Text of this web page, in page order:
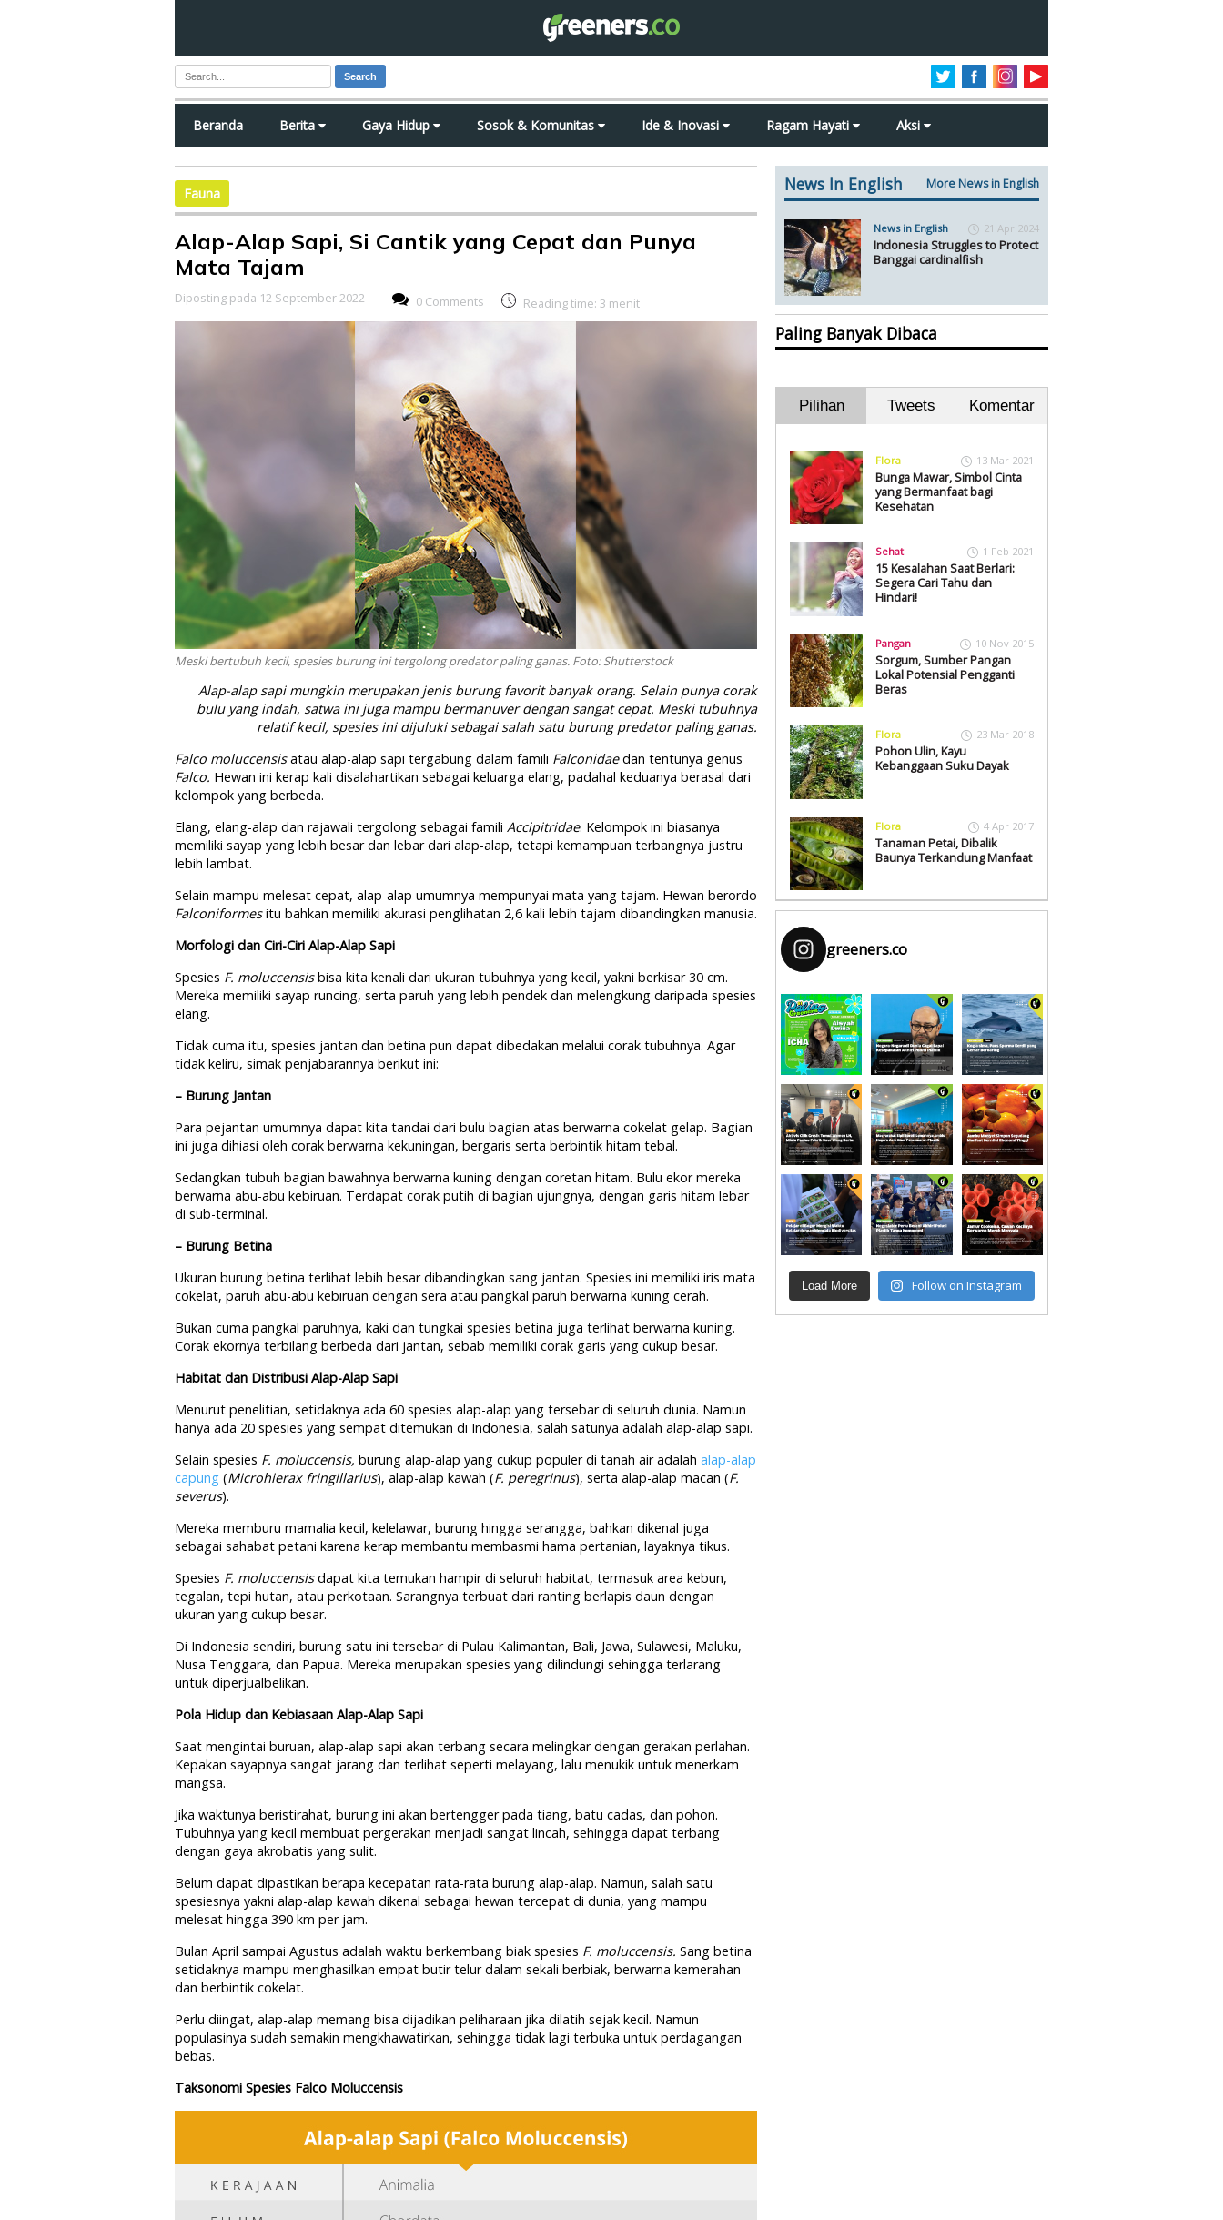
Search
Beranda Berita Gaya Hidup Sosok & Komunitas Ide & Inovasi Ragam Hayati Aksi
Fauna
Alap-Alap Sapi, Si Cantik yang Cepat dan Punya
Mata Tajam
Diposting pada 12 September 2022 0 Comments Reading time: 3 menit
Meski bertubuh kecil, spesies burung ini tergolong predator paling ganas. Foto: Shutterstock
Alap-alap sapi mungkin merupakan jenis burung favorit banyak orang. Selain punya corak
bulu yang indah, satwa ini juga mampu bermanuver dengan sangat cepat. Meski tubuhnya
relatif kecil, spesies ini dijuluki sebagai salah satu burung predator paling ganas.
Falco moluccensisatau alap-alap sapi tergabung dalam famili Falconidaedan tentunya genus
Falco. Hewan ini kerap kali disalahartikan sebagai keluarga elang, padahal keduanya berasal dari
kelompok yang berbeda.
Elang, elang-alap dan rajawali tergolong sebagai famili Accipitridae. Kelompok ini biasanya
memiliki sayap yang lebih besar dan lebar dari alap-alap, tetapi kemampuan terbangnya justru
lebih lambat.
Selain mampu melesat cepat, alap-alap umumnya mempunyai mata yang tajam. Hewan berordo
Falconiformesitu bahkan memiliki akurasi penglihatan 2,6 kali lebih tajam dibandingkan manusia.
Morfologi dan Ciri-Ciri Alap-Alap Sapi
Spesies F. moluccensisbisa kita kenali dari ukuran tubuhnya yang kecil, yakni berkisar 30 cm.
Mereka memiliki sayap runcing, serta paruh yang lebih pendek dan melengkung daripada spesies
elang.
Tidak cuma itu, spesies jantan dan betina pun dapat dibedakan melalui corak tubuhnya. Agar
tidak keliru, simak penjabarannya berikut ini:
– Burung Jantan
Para pejantan umumnya dapat kita tandai dari bulu bagian atas berwarna cokelat gelap. Bagian
ini juga dihiasi oleh corak berwarna kekuningan, bergaris serta berbintik hitam tebal.
Sedangkan tubuh bagian bawahnya berwarna kuning dengan coretan hitam. Bulu ekor mereka
berwarna abu-abu kebiruan. Terdapat corak putih di bagian ujungnya, dengan garis hitam lebar
di sub-terminal.
– Burung Betina
Ukuran burung betina terlihat lebih besar dibandingkan sang jantan. Spesies ini memiliki iris mata
cokelat, paruh abu-abu kebiruan dengan sera atau pangkal paruh berwarna kuning cerah.
Bukan cuma pangkal paruhnya, kaki dan tungkai spesies betina juga terlihat berwarna kuning.
Corak ekornya terbilang berbeda dari jantan, sebab memiliki corak garis yang cukup besar.
Habitat dan Distribusi Alap-Alap Sapi
Menurut penelitian, setidaknya ada 60 spesies alap-alap yang tersebar di seluruh dunia. Namun
hanya ada 20 spesies yang sempat ditemukan di Indonesia, salah satunya adalah alap-alap sapi.
Selain spesies F. moluccensis, burung alap-alap yang cukup populer di tanah air adalah alap-alap
capung (Microhierax fringillarius), alap-alap kawah (F. peregrinus), serta alap-alap macan (F.
severus).
Mereka memburu mamalia kecil, kelelawar, burung hingga serangga, bahkan dikenal juga
sebagai sahabat petani karena kerap membantu membasmi hama pertanian, layaknya tikus.
Spesies F. moluccensisdapat kita temukan hampir di seluruh habitat, termasuk area kebun,
tegalan, tepi hutan, atau perkotaan. Sarangnya terbuat dari ranting berlapis daun dengan
ukuran yang cukup besar.
Di Indonesia sendiri, burung satu ini tersebar di Pulau Kalimantan, Bali, Jawa, Sulawesi, Maluku,
Nusa Tenggara, dan Papua. Mereka merupakan spesies yang dilindungi sehingga terlarang
untuk diperjualbelikan.
Pola Hidup dan Kebiasaan Alap-Alap Sapi
Saat mengintai buruan, alap-alap sapi akan terbang secara melingkar dengan gerakan perlahan.
Kepakan sayapnya sangat jarang dan terlihat seperti melayang, lalu menukik untuk menerkam
mangsa.
Jika waktunya beristirahat, burung ini akan bertengger pada tiang, batu cadas, dan pohon.
Tubuhnya yang kecil membuat pergerakan menjadi sangat lincah, sehingga dapat terbang
dengan gaya akrobatis yang sulit.
Belum dapat dipastikan berapa kecepatan rata-rata burung alap-alap. Namun, salah satu
spesiesnya yakni alap-alap kawah dikenal sebagai hewan tercepat di dunia, yang mampu
melesat hingga 390 km per jam.
Bulan April sampai Agustus adalah waktu berkembang biak spesies F. moluccensis. Sang betina
setidaknya mampu menghasilkan empat butir telur dalam sekali berbiak, berwarna kemerahan
dan berbintik cokelat.
Perlu diingat, alap-alap memang bisa dijadikan peliharaan jika dilatih sejak kecil. Namun
populasinya sudah semakin mengkhawatirkan, sehingga tidak lagi terbuka untuk perdagangan
bebas.
Taksonomi Spesies Falco Moluccensis
News In English More News in English
News in English 21 Apr 2024
Indonesia Struggles to Protect
Banggai cardinalfish
Paling Banyak Dibaca
Pilihan Tweets Komentar
Flora 13 Mar 2021
Bunga Mawar, Simbol Cinta
yang Bermanfaat bagi
Kesehatan
Sehat 1 Feb 2021
15 Kesalahan Saat Berlari:
Segera Cari Tahu dan
Hindari!
Pangan 10 Nov 2015
Sorgum, Sumber Pangan
Lokal Potensial Pengganti
Beras
Flora 23 Mar 2018
Pohon Ulin, Kayu
Kebanggaan Suku Dayak
Flora 4 Apr 2017
Tanaman Petai, Dibalik
Baunya Terkandung Manfaat
greeners.co
Load More Follow on Instagram